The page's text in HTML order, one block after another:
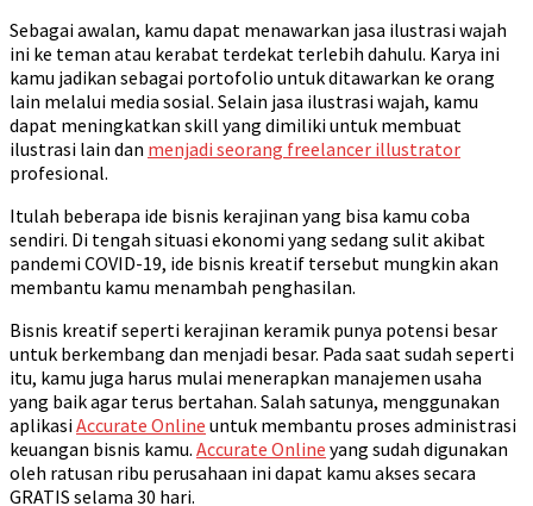
Sebagai awalan, kamu dapat menawarkan jasa ilustrasi wajah
ini ke teman atau kerabat terdekat terlebih dahulu. Karya ini
kamu jadikan sebagai portofolio untuk ditawarkan ke orang
lain melalui media sosial. Selain jasa ilustrasi wajah, kamu
dapat meningkatkan skill yang dimiliki untuk membuat
ilustrasi lain dan menjadi seorang freelancer illustrator
profesional.
Itulah beberapa ide bisnis kerajinan yang bisa kamu coba
sendiri. Di tengah situasi ekonomi yang sedang sulit akibat
pandemi COVID-19, ide bisnis kreatif tersebut mungkin akan
membantu kamu menambah penghasilan.
Bisnis kreatif seperti kerajinan keramik punya potensi besar
untuk berkembang dan menjadi besar. Pada saat sudah seperti
itu, kamu juga harus mulai menerapkan manajemen usaha
yang baik agar terus bertahan. Salah satunya, menggunakan
aplikasiAccurate Online untuk membantu proses administrasi
keuangan bisnis kamu. Accurate Online yang sudah digunakan
oleh ratusan ribu perusahaan ini dapat kamu akses secara
GRATIS selama 30 hari.